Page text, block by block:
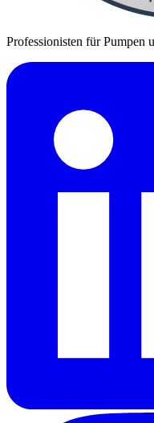
Professionisten für Pumpen